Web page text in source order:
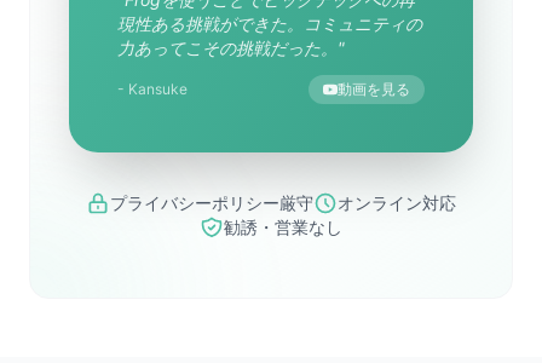
現性ある挑戦ができた。コミュニティの
力あってこその挑戦だった。"
- Kansuke 動画を見る
プライバシーポリシー厳守
オンライン対応
勧誘・営業なし